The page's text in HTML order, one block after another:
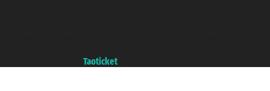
Taoticket